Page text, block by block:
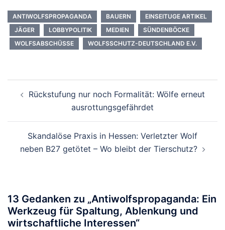
ANTIWOLFSPROPAGANDA BAUERN
EINSEITUGE ARTIKEL
JÄGER
LOBBYPOLITIK MEDIEN
SÜNDENBÖCKE
WOLFSABSCHÜSSE
WOLFSSCHUTZ-DEUTSCHLAND E.V.
Rückstufung nur noch Formalität: Wölfe erneut
ausrottungsgefährdet
Skandalöse Praxis in Hessen: Verletzter Wolf
neben B27 getötet – Wo bleibt der Tierschutz?
13 Gedanken zu „Antiwolfspropaganda: Ein
Werkzeug für Spaltung, Ablenkung und
wirtschaftliche Interessen“